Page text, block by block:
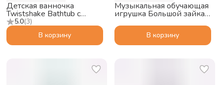
5.0(3)
Детская ванночка
Twistshake Bathtub с
подушкой, пастельный
серый
В корзину
Музыкальная обучающая
игрушка Большой зайка
Bluetooth колонки,
розовыйВ корзину